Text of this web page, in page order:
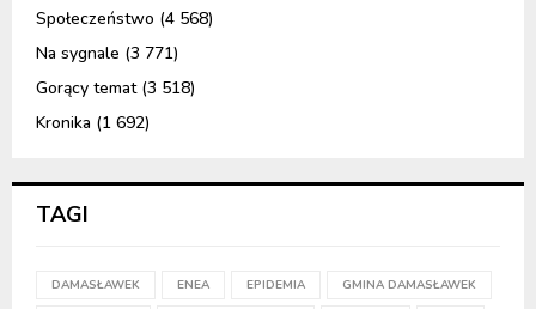
Społeczeństwo (4 568)
Na sygnale (3 771)
Gorący temat(3 518)
Kronika (1 692)
TAGI
DAMASŁAWEK ENEA EPIDEMIA GMINA DAMASŁAWEK